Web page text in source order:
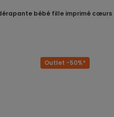
bébé fille imprimé cœurs
Outlet -50%*